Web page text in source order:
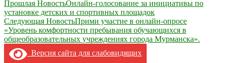
Навигация
по
записям
Прошлая НовостьОнлайн-голосование за инициативы по
установке детских и спортивных площадок
Следующая НовостьПрими участие в онлайн-опросе
«Уровень комфортности пребывания обучающихся в
общеобразовательных учреждениях города Мурманска».
Версия сайта для слабовидящих